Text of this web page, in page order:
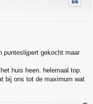
punteslijpert gekocht maar
huis heen. helemaal top.
bij ons tot de maximum wat